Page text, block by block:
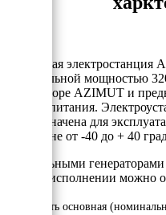
Дизельная
номинальной мощностью
альтераторе AZIMUT и
электропитания.
предназначена для
диапазоне от -40 до + 40
С дизельными
другом исполнении можно
Мощность основная